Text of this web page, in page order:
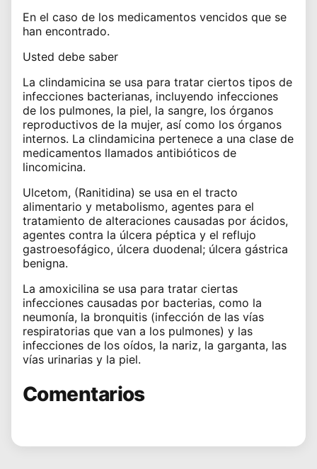
En el caso de los medicamentos vencidos que se
han encontrado.
Usted debe saber
La clindamicina se usa para tratar ciertos tipos de
infecciones bacterianas, incluyendo infecciones
de los pulmones, la piel, la sangre, los órganos
reproductivos de la mujer, así como los órganos
internos. La clindamicina pertenece a una clase de
medicamentos llamados antibióticos de
lincomicina.
Ulcetom, (Ranitidina) se usa en el tracto
alimentario y metabolismo, agentes para el
tratamiento de alteraciones causadas por ácidos,
agentes contra la úlcera péptica y el reflujo
gastroesofágico, úlcera duodenal; úlcera gástrica
benigna.
La amoxicilina se usa para tratar ciertas
infecciones causadas por bacterias, como la
neumonía, la bronquitis (infección de las vías
respiratorias que van a los pulmones) y las
infecciones de los oídos, la nariz, la garganta, las
vías urinarias y la piel.
Comentarios